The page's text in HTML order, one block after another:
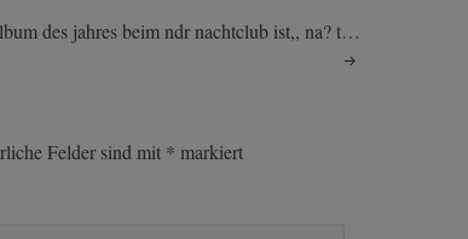
des jahres beim ndr nachtclub ist,, na? t…
Felder sind mit * markiert